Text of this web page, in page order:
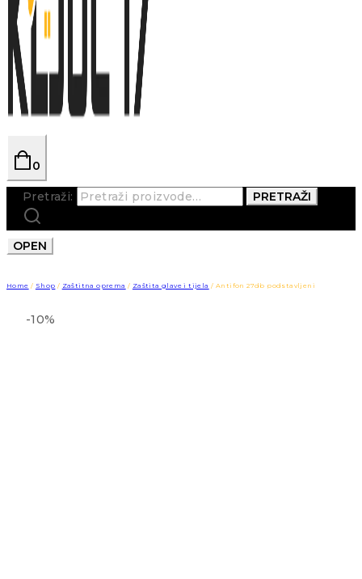
0
Pretraži: PRETRAŽI
OPEN
Home / Shop / Zaštitna oprema / Zaštita glave i tijela / Antifon 27db podstavljeni
-10%